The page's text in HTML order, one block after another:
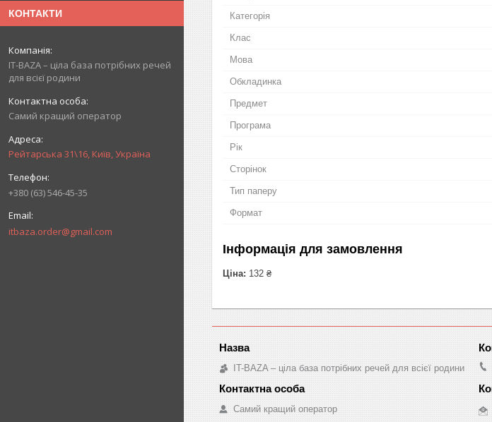
КОНТАКТИ
IT-BAZA – ціла база потрібних речей
для всієї родини
Самий кращий оператор
Рейтарська 31\16, Київ, Україна
+380 (63) 546-45-35
itbaza.order@gmail.com
Категорія
Клас
Мова
Обкладинка
Предмет
Програма
Рік
Сторінок
Тип паперу
Формат
Інформація для замовлення
Ціна: 132 ₴
IT-BAZA – ціла база потрібних речей для всієї родини
Самий кращий оператор